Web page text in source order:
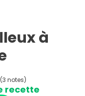
à
(3 notes)
recette